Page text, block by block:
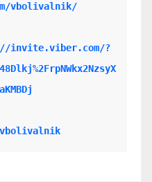
vbolivalnik/
invite.viber.com/?